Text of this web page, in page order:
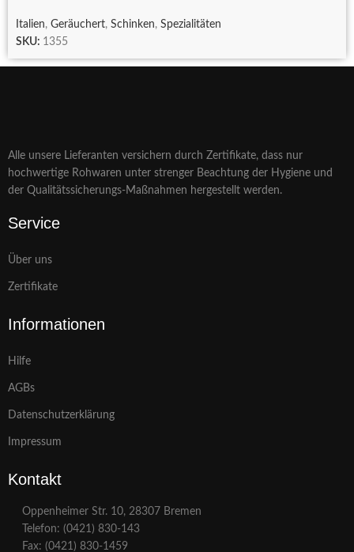
Italien, Geräuchert, Schinken, Spezialitäten
SKU: 1355
Alle unsere Lieferanten versichern durch Zertifikate, dass nur
hochwertige Rohwaren unter strenger Beachtung der Hygiene und
der Qualitätssicherungs-Maßnahmen hergestellt werden.
Service
Über uns
Zertifikate
Informationen
Hilfe
AGBs
Datenschutzerklärung
Impressum
Kontakt
Oppenheimer Str. 10, 28307 Bremen
Telefon: (0421) 830-143
Fax: (0421) 830-1459